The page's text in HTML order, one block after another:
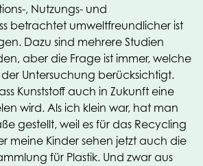
, Nutzungs- und
betrachtet umweltfreundlicher ist
Dazu sind mehrere Studien
aber die Frage ist immer, welche
Untersuchung berücksichtigt.
Kunststoff auch in Zukunft eine
wird. Als ich klein war, hat man
gestellt, weil es für das Recycling
meine Kinder sehen jetzt auch die
für Plastik. Und zwar aus